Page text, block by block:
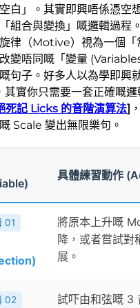
空白」。其實即興唔係憑空
組合與變換」嘅邏輯過程
律（Motive）視為一個「
變唔同嘅「變量
句子。好多人以為學即興
其實你只需要一套正確嘅邏
死記 Licks 的音階演算法]
Scale 變出無限樂句。
具體練習動作
01
將原本上升嘅
降，或者嘗試對
展。
02
試吓由和弦嘅 3